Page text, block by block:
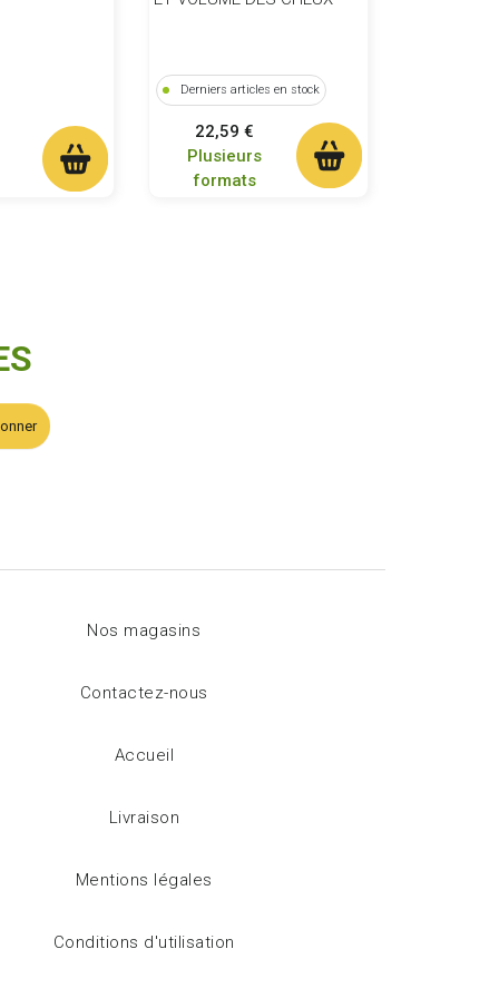
Derniers articles en stock
Prix
22,59 €
Plusieurs
formats
Nos magasins
Contactez-nous
Accueil
Livraison
Mentions légales
Conditions d'utilisation